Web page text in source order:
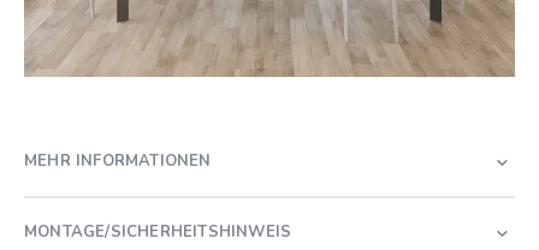
MEHR INFORMATIONEN
MONTAGE/SICHERHEITSHINWEIS